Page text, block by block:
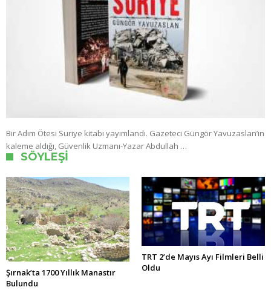
Bir Adım Ötesi Suriye kitabı yayımlandı. Gazeteci Güngör Yavuzaslan’ın
kaleme aldığı, Güvenlik Uzmanı-Yazar Abdullah …
SÖYLEŞI
Şırnak’ta 1700 Yıllık Manastır
Bulundu
TRT 2’de Mayıs Ayı Filmleri Belli
Oldu